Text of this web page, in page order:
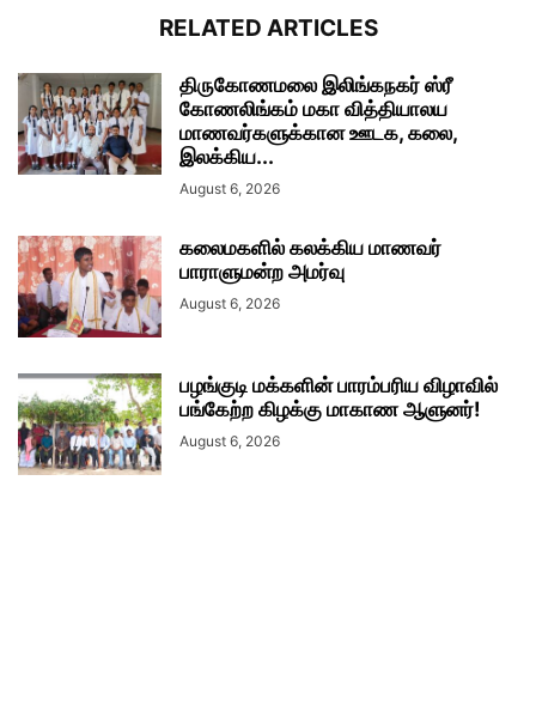
RELATED ARTICLES
திருகோணமலை இலிங்கநகர் ஸ்ரீ
கோணலிங்கம் மகா வித்தியாலய
மாணவர்களுக்கான ஊடக, கலை,
இலக்கிய...
August 6, 2026
கலைமகளில் கலக்கிய மாணவர்
பாராளுமன்ற அமர்வு
August 6, 2026
பழங்குடி மக்களின் பாரம்பரிய விழாவில்
பங்கேற்ற கிழக்கு மாகாண ஆளுனர்!
August 6, 2026